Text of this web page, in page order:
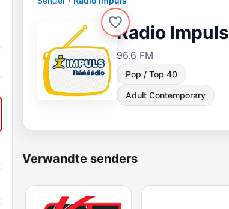
Radio Impuls
96.6 FM
Pop / Top 40
Adult Contemporary
Verwandte senders